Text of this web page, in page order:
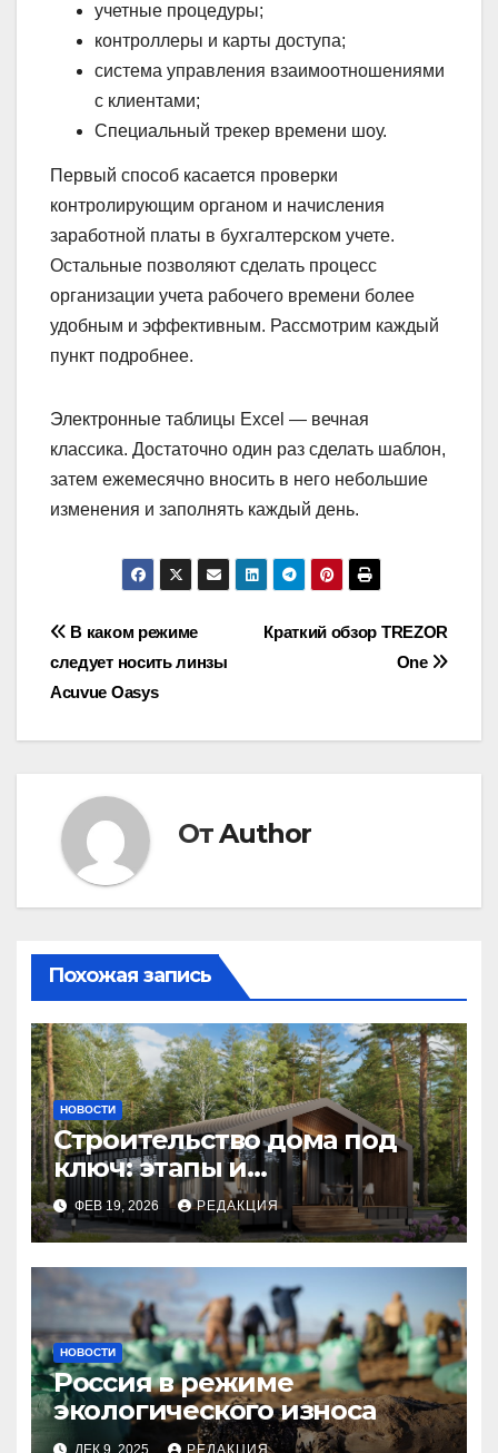
учетные процедуры;
контроллеры и карты доступа;
система управления взаимоотношениями
с клиентами;
Специальный трекер времени шоу.
Первый способ касается проверки
контролирующим органом и начисления
заработной платы в бухгалтерском учете.
Остальные позволяют сделать процесс
организации учета рабочего времени более
удобным и эффективным. Рассмотрим каждый
пункт подробнее.
Электронные таблицы Excel — вечная
классика. Достаточно один раз сделать шаблон,
затем ежемесячно вносить в него небольшие
изменения и заполнять каждый день.
Навигация
по
записям
Краткий обзор TREZOR
One
В каком режиме
следует носить линзы
Acuvue Oasys
ОтAuthor
Похожая запись
НОВОСТИ
Строительство дома под
ключ: этапы и
планирование бюджета
ФЕВ 19, 2026 РЕДАКЦИЯ
НОВОСТИ
Россия в режиме
экологического износа
ДЕК 9, 2025 РЕДАКЦИЯ